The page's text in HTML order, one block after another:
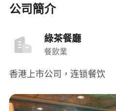
公司簡介
綠茶餐廳
餐飲業
香港上市公司，连锁餐饮